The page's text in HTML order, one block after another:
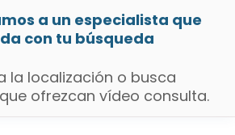
a un especialista que
con tu búsqueda
la localización o busca
ofrezcan vídeo consulta.